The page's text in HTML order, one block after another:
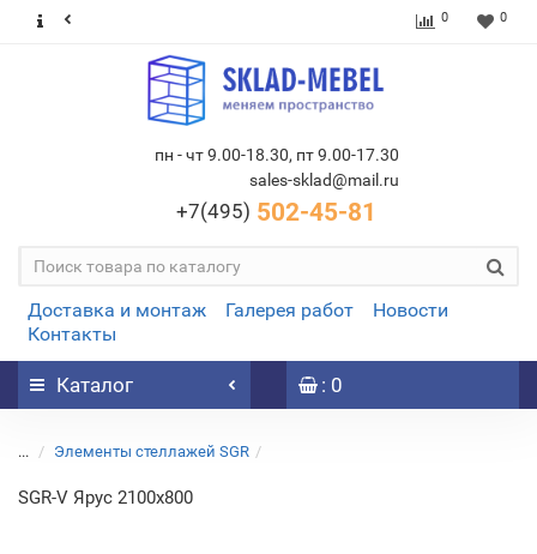
0 0
пн - чт 9.00-18.30, пт 9.00-17.30
sales-sklad@mail.ru
+7(495) 502-45-81
Доставка и монтаж Галерея работ
Новости
Контакты
Каталог : 0
... Элементы стеллажей SGR
SGR-V Ярус 2100x800